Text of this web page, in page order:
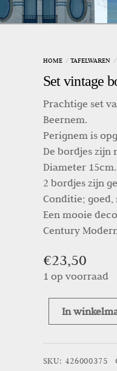
HOME TAFELWAREN
Set vintage
Prachtige set
Beernem.
Perignem is
De bordjes zijn
Diameter 15cm.
2 bordjes zijn
Conditie;
Een mooie
Century
€23,50
1 op voorraad
Perignem
In
SKU: 426000375